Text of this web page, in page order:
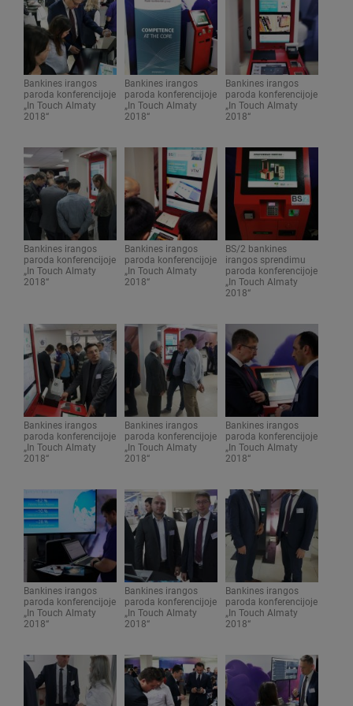
Bankines irangos
paroda konferencijoje
„In Touch Almaty
2018“
Bankines irangos
paroda konferencijoje
„In Touch Almaty
2018“
Bankines irangos
paroda konferencijoje
„In Touch Almaty
2018“
Bankines irangos
paroda konferencijoje
„In Touch Almaty
2018“
Bankines irangos
paroda konferencijoje
„In Touch Almaty
2018“
BS/2 bankines
irangos sprendimu
paroda konferencijoje
„In Touch Almaty
2018“
Bankines irangos
paroda konferencijoje
„In Touch Almaty
2018“
Bankines irangos
paroda konferencijoje
„In Touch Almaty
2018“
Bankines irangos
paroda konferencijoje
„In Touch Almaty
2018“
Bankines irangos
paroda konferencijoje
„In Touch Almaty
2018“
Bankines irangos
paroda konferencijoje
„In Touch Almaty
2018“
Bankines irangos
paroda konferencijoje
„In Touch Almaty
2018“